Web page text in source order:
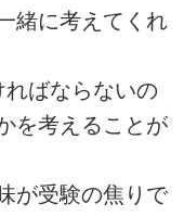
緒に考えてくれ
ばならないの
を考えることが
が受験の焦りで